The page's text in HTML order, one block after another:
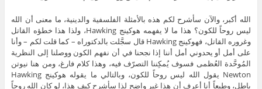
الله أكبر، والآن سأشرح لكم هذه بالأمثلة الفلسفية والدينية، ما معنى أن الله
ليس روحاً للكون؟ هذا ما لا يفهمه هوكينج Hawking، ولذا هذا خطؤه القاتل
وغروره القاتل، فهوكينج Hawking قال سجَّلت بالدكتوراه – كما قلت لكم – وأنا
على أمل أو يحدوني أمل أننا إذا نجحنا في أن نفهم الكون ووصلنا إلى النظرية
المُوحَّدة العُظمى فسوف يُمكِننا التصرّف فيه، وهذا كلام فارغ، ومن هنا نيوتن
Newton يقول الله ليس روحاً للكون، وبالتالي ما يقوله هوكينج Hawking
باطل، وطبعاً أنا أعرف أن هذا غير واضح لذا سأشرح كيف هذا، لو كان الله روحاً